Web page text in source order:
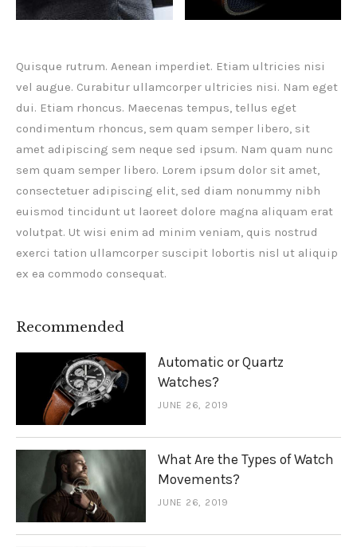
Quisque rutrum. Aenean imperdiet. Etiam ultricies nisi
vel augue. Curabitur ullamcorper ultricies nisi. Nam eget
dui. Etiam rhoncus. Maecenas tempus, tellus eget
condimentum rhoncus, sem quam semper libero, sit
amet adipiscing sem neque sed ipsum. Nam quam nunc
sem quam semper libero. Lorem ipsum dolor sit amet,
consectetuer adipiscing elit, sed diam nonummy nibh
euismod tincidunt ut laoreet dolore magna aliquam erat
volutpat. Ut wisi enim ad minim veniam, quis nostrud
exerci tation ullamcorper suscipit lobortis nisl ut aliquip
ex ea commodo consequat.
Recommended
Automatic or Quartz
Watches?
JUNE 26, 2019
What Are the Types of Watch
Movements?
JUNE 26, 2019